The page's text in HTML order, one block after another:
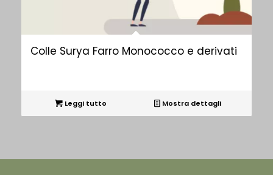
Colle Surya Farro Monococco e derivati
Leggi tutto Mostra dettagli